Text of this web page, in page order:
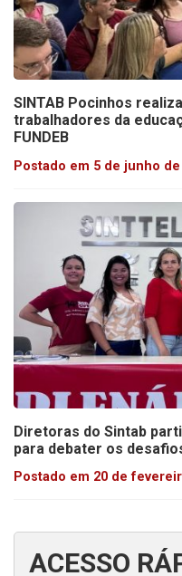
SINTAB Pocinhos
trabalhadores da
FUNDEB
Postado em 5 de junho de
Diretoras do Sintab
para debater os
Postado em 20 de
ACESSO